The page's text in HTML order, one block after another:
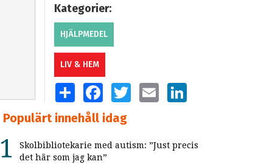
Kategorier:
HJÄLPMEDEL
LIV & HEM
SHARE FACEBOOKTWITTEREMAIL LINKEDIN
Populärt innehåll idag
Skolbibliotekarie med autism: ”Just precis
det här som jag kan”